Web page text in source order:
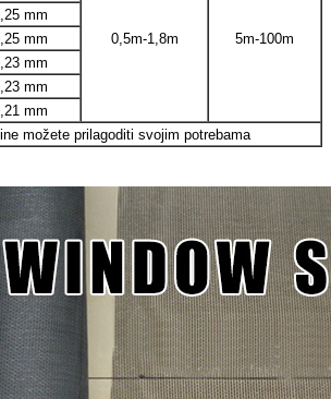
0,5m-1,8m 5m-100m
mm
mm
mm
mm
mm
možete prilagoditi svojim potrebama